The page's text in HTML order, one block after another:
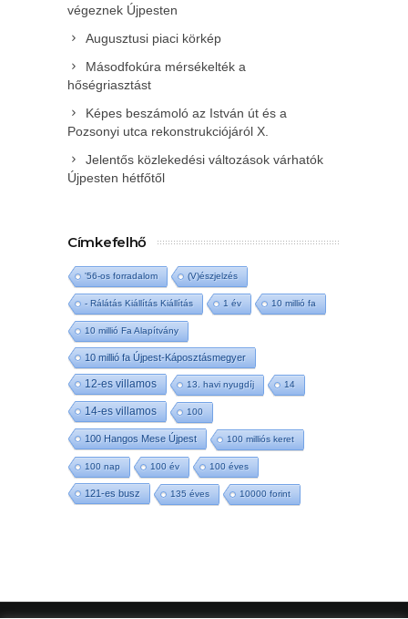
végeznek Újpesten
Augusztusi piaci körkép
Másodfokúra mérsékelték a
hőségriasztást
Képes beszámoló az István út és a
Pozsonyi utca rekonstrukciójáról X.
Jelentős közlekedési változások várhatók
Újpesten hétfőtől
Címkefelhő
'56-os forradalom (V)észjelzés
- Rálátás Kiállítás Kiállítás 1 év 10 millió fa
10 millió Fa Alapítvány
10 millió fa Újpest-Káposztásmegyer
12-es villamos 13. havi nyugdíj 14
14-es villamos 100
100 Hangos Mese Újpest 100 milliós keret
100 nap 100 év 100 éves
121-es busz 135 éves 10000 forint